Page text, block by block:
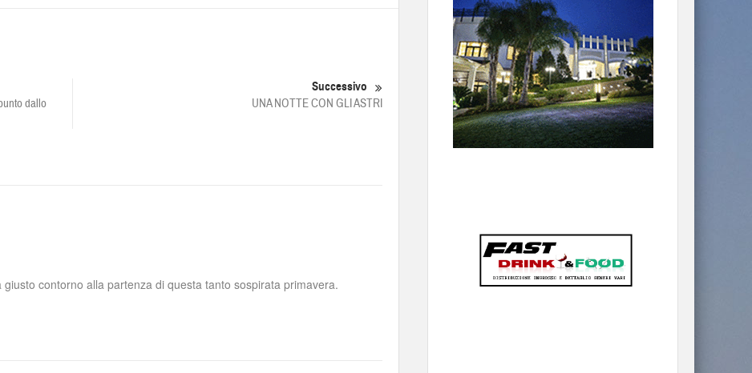
dallo
Successivo
UNA NOTTE CON GLI ASTRI
contorno alla partenza di questa tanto sospirata primavera.